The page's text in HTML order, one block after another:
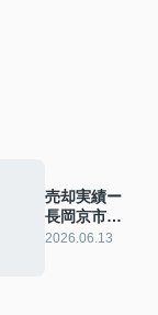
売却実績ー
長岡京市天
神4丁目ー
2026.06.13